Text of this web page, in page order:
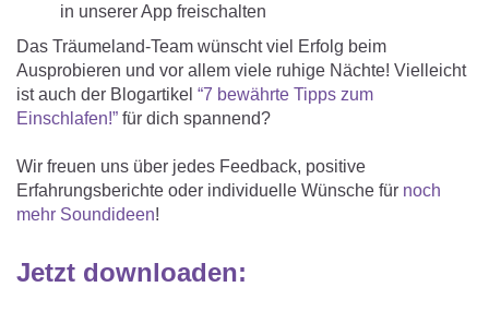
in unserer App freischalten
Das Träumeland-Team wünscht viel Erfolg beim
Ausprobieren und vor allem viele ruhige Nächte! Vielleicht
ist auch der Blogartikel “7 bewährte Tipps zum
Einschlafen!” für dich spannend?
Wir freuen uns über jedes Feedback, positive
Erfahrungsberichte oder individuelle Wünsche für noch
mehr Soundideen!
Jetzt downloaden: